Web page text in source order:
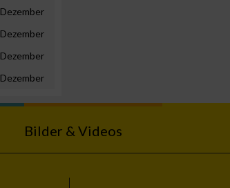
Dezember
Dezember
Dezember
Dezember
Bilder & Videos